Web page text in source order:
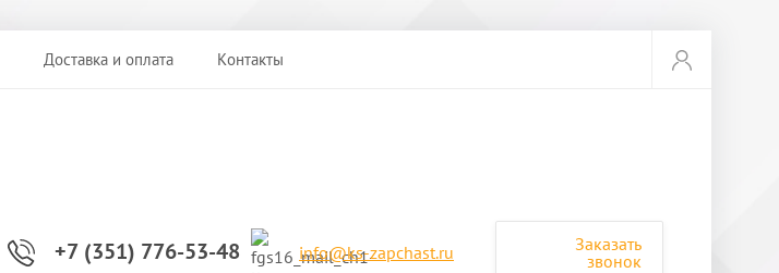
Доставка и оплата Контакты
+7 (351) 776-53-48 info@ks-zapchast.ru
Заказать
звонок